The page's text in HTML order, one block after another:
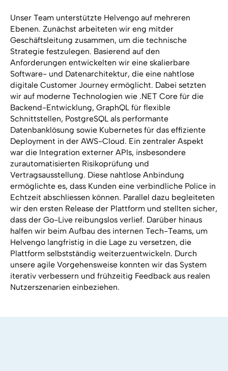
Unser Team unterstützte Helvengo auf mehreren
Ebenen. Zunächst arbeiteten wir eng mitder
Geschäftsleitung zusammen, um die technische
Strategie festzulegen. Basierend auf den
Anforderungen entwickelten wir eine skalierbare
Software- und Datenarchitektur, die eine nahtlose
digitale Customer Journey ermöglicht. Dabei setzten
wir auf moderne Technologien wie .NET Core für die
Backend-Entwicklung, GraphQL für flexible
Schnittstellen, PostgreSQL als performante
Datenbanklösung sowie Kubernetes für das effiziente
Deployment in der AWS-Cloud. Ein zentraler Aspekt
war die Integration externer APIs, insbesondere
zurautomatisierten Risikoprüfung und
Vertragsausstellung. Diese nahtlose Anbindung
ermöglichte es, dass Kunden eine verbindliche Police in
Echtzeit abschliessen können. Parallel dazu begleiteten
wir den ersten Release der Plattform und stellten sicher,
dass der Go-Live reibungslos verlief. Darüber hinaus
halfen wir beim Aufbau des internen Tech-Teams, um
Helvengo langfristig in die Lage zu versetzen, die
Plattform selbstständig weiterzuentwickeln. Durch
unsere agile Vorgehensweise konnten wir das System
iterativ verbessern und frühzeitig Feedback aus realen
Nutzerszenarien einbeziehen.